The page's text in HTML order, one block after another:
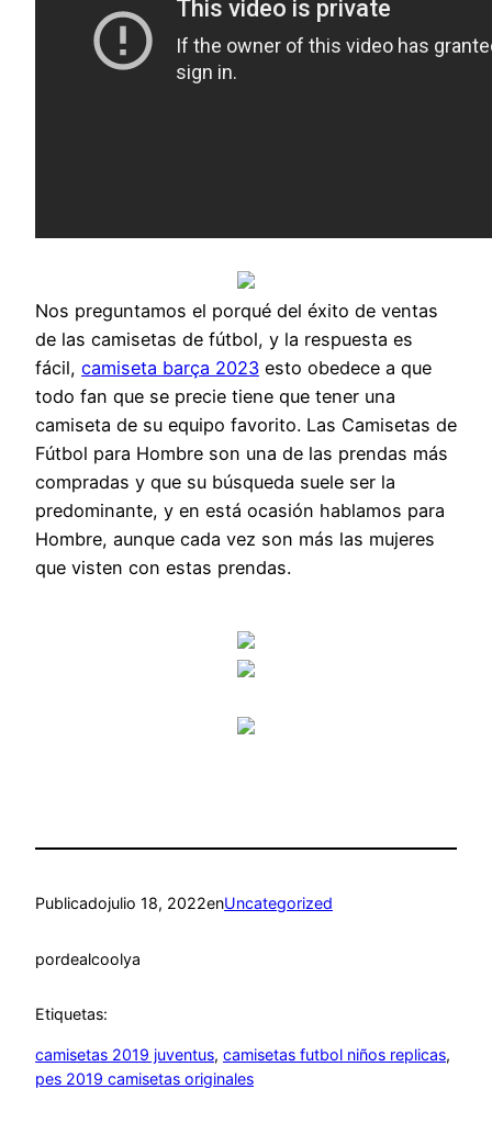
Nos preguntamos el porqué del éxito de ventas
de las camisetas de fútbol, y la respuesta es
fácil, camiseta barça 2023 esto obedece a que
todo fan que se precie tiene que tener una
camiseta de su equipo favorito. Las Camisetas de
Fútbol para Hombre son una de las prendas más
compradas y que su búsqueda suele ser la
predominante, y en está ocasión hablamos para
Hombre, aunque cada vez son más las mujeres
que visten con estas prendas.
Publicadojulio 18, 2022enUncategorized
pordealcoolya
Etiquetas:
camisetas 2019 juventus, camisetas futbol niños replicas
pes 2019 camisetas originales